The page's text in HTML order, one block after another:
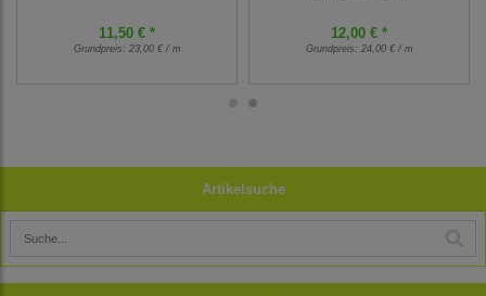
Artikelsuche
11,50 € *
Grundpreis: 23,00 € / m
12,00 € *
Grundpreis: 24,00 € / m